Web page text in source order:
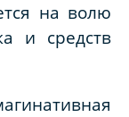
на волю
и средств